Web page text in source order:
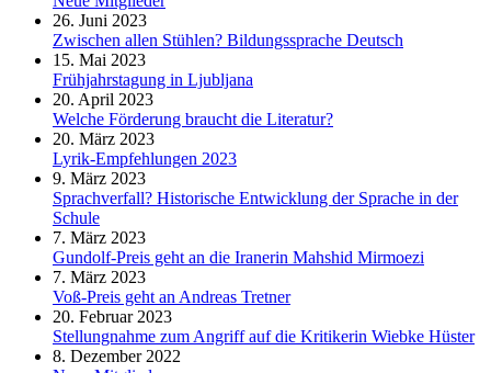
26. Juni 2023
Zwischen allen Stühlen? Bildungssprache Deutsch
15. Mai 2023
Frühjahrstagung in Ljubljana
20. April 2023
Welche Förderung braucht die Literatur?
20. März 2023
Lyrik-Empfehlungen 2023
9. März 2023
Sprachverfall? Historische Entwicklung der Sprache in der
Schule
7. März 2023
Gundolf-Preis geht an die Iranerin Mahshid Mirmoezi
7. März 2023
Voß-Preis geht an Andreas Tretner
20. Februar 2023
Stellungnahme zum Angriff auf die Kritikerin Wiebke Hüster
8. Dezember 2022